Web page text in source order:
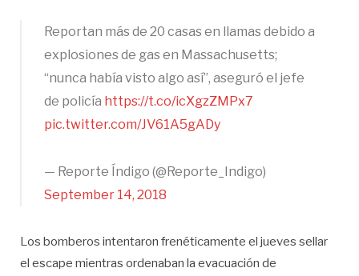
Reportan más de 20 casas en llamas debido a
explosiones de gas en Massachusetts;
“nunca había visto algo así”, aseguró el jefe
de policía https://t.co/icXgzZMPx7
pic.twitter.com/JV61A5gADy
— Reporte Índigo (@Reporte_Indigo)
September 14, 2018
Los bomberos intentaron frenéticamente el jueves sellar
el escape mientras ordenaban la evacuación de